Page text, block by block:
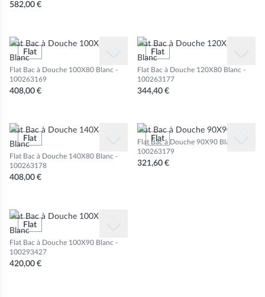
582,00 €
Flat
Flat Bac à Douche 100X80
Blanc
Flat Bac à Douche 100X80 Blanc -
100263169
408,00 €
Flat
Flat Bac à Douche 120X80
Blanc
Flat Bac à Douche 120X80 Blanc -
100263177
344,40 €
Flat
Flat Bac à Douche 140X80
Blanc
Flat Bac à Douche 140X80 Blanc -
100263178
408,00 €
Flat
Flat Bac à Douche 90X90 Blanc
Flat Bac à Douche 90X90 Blanc -
100263179
321,60 €
Flat
Flat Bac à Douche 100X90
Blanc
Flat Bac à Douche 100X90 Blanc -
100293427
420,00 €